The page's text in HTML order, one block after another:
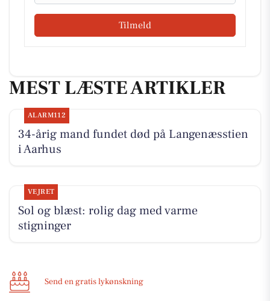
Tilmeld
MEST LÆSTE ARTIKLER
ALARM112
34-årig mand fundet død på Langenæsstien
i Aarhus
VEJRET
Sol og blæst: rolig dag med varme
stigninger
Send en gratis lykønskning